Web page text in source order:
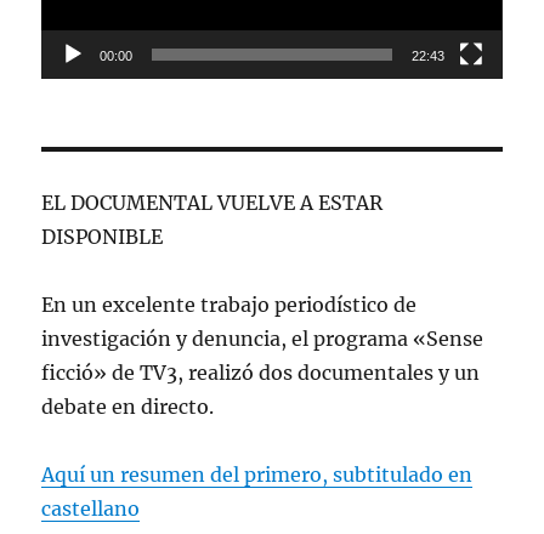
00:00 22:43
EL DOCUMENTAL VUELVE A ESTAR
DISPONIBLE
En un excelente trabajo periodístico de
investigación y denuncia, el programa «Sense
ficció» de TV3, realizó dos documentales y un
debate en directo.
Aquí un resumen del primero, subtitulado en
castellano